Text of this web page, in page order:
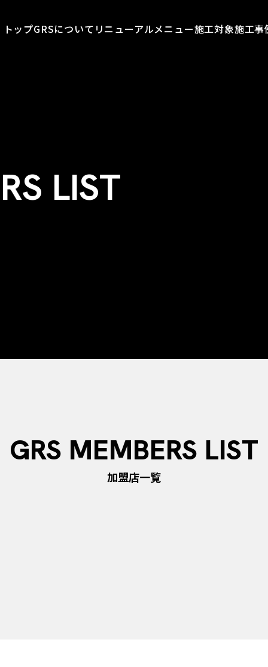
トップGRSについて リニューアルメニュー施工対象施工事
LIST
GRS MEMBERS LIST
加盟店一覧